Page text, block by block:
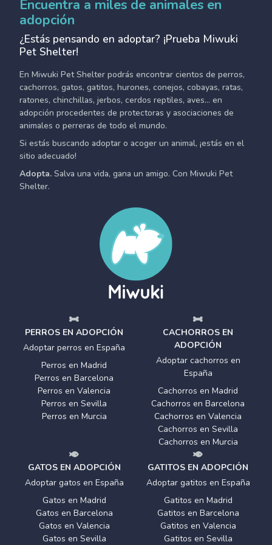
Encuentra a miles de animales en
adopción
¿Estás pensando en adoptar? ¡Prueba Miwuki
Pet Shelter!
En Miwuki Pet Shelter podrás encontrar cientos de perros,
cachorros, gatos, gatitos, hurones, conejos, cobayas, ratas,
ratones, chinchillas, jerbos, cerdos reptiles, aves... en
adopción procedentes de protectoras y asociaciones de
animales o perreras de todo el mundo.
Si estás buscando adoptar o acoger un animal, ¡estás en el
sitio adecuado!
Adopta. Salva una vida, gana un amigo. Con Miwuki Pet
Shelter.
PERROS EN ADOPCIÓN
Adoptar perros en España
Perros en Madrid
Perros en Barcelona
Perros en Valencia
Perros en Sevilla
Perros en Murcia
CACHORROS EN
ADOPCIÓN
Adoptar cachorros en
España
Cachorros en Madrid
Cachorros en Barcelona
Cachorros en Valencia
Cachorros en Sevilla
Cachorros en Murcia
GATOS EN ADOPCIÓN
Adoptar gatos en España
Gatos en Madrid
Gatos en Barcelona
Gatos en Valencia
Gatos en Sevilla
GATITOS EN ADOPCIÓN
Adoptar gatitos en España
Gatitos en Madrid
Gatitos en Barcelona
Gatitos en Valencia
Gatitos en Sevilla